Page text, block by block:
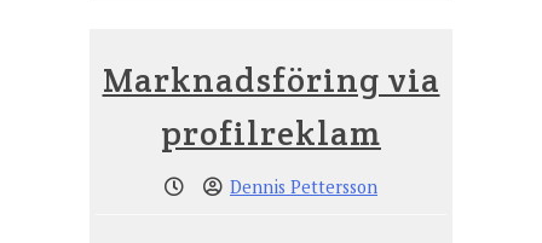
Marknadsföring via
profilreklam
Dennis Pettersson